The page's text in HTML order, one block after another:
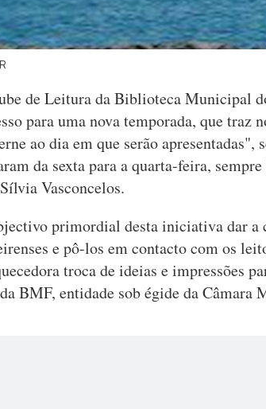
de Leitura da Biblioteca Municipal
para uma nova temporada, que traz
ao dia em que serão apresentadas",
da sexta para a quarta-feira,
Vasconcelos.
primordial desta iniciativa dar a
e pô-los em contacto com os
troca de ideias e impressões
BMF, entidade sob égide da Câmara